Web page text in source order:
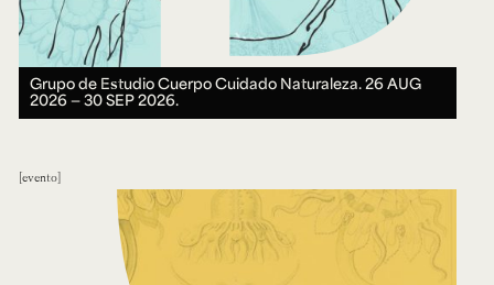
Grupo de Estudio Cuerpo Cuidado Naturaleza.26 AUG
2026 ― 30 SEP 2026.
evento